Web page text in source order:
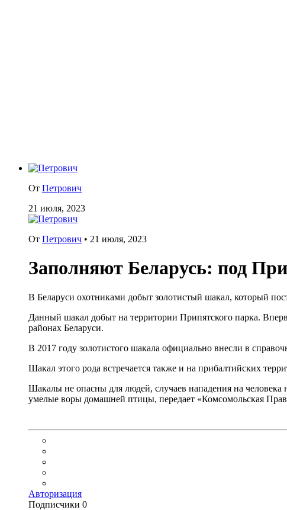
От Петрович
21 июля, 2023
От Петрович • 21 июля, 2023
Заполняют Беларусь: под
В Беларуси охотниками добыт золотистый шакал, который
Данный шакал добыт на территории Припятского парка.
районах Беларуси.
В 2017 году золотистого шакала официально внесли в
Шакал этого рода встречается также и на прибалтийских
Шакалы не опасны для людей, случаев нападения на
умелые воры домашней птицы, передает «Комсомольская
Авторизация
Подписчики 0